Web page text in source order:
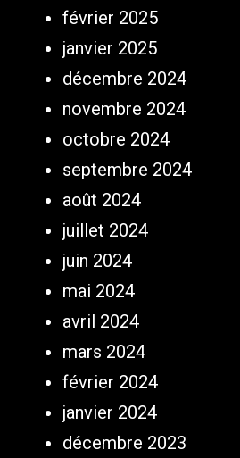
février 2025
janvier 2025
décembre 2024
novembre 2024
octobre 2024
septembre 2024
août 2024
juillet 2024
juin 2024
mai 2024
avril 2024
mars 2024
février 2024
janvier 2024
décembre 2023